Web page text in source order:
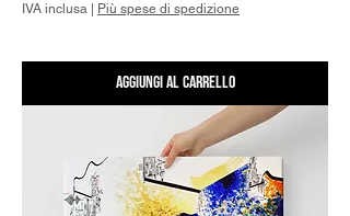
IVA inclusa Più spese di spedizione
Aggiungi al carrello